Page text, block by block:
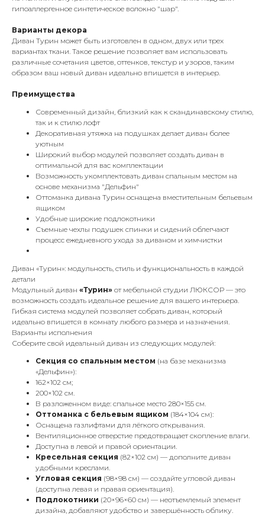
гипоаллергенное синтетическое волокно "шар".
Варианты декора
Диван Турин может быть изготовлен в одном, двух или трех
вариантах ткани. Такое решение позволяет вам использовать
различные сочетания цветов, оттенков, текстур и узоров, таким
образом ваш новый диван идеально впишется в интерьер.
Преимущества
Современный дизайн, близкий как к скандинавскому стилю,
так и к стилю лофт
Декоративная утяжка на подушках делает диван более
уютным
Широкий выбор модулей позволяет создать диван в
оптимальной для вас комплектации
Возможность укомплектовать диван спальным местом на
основе механизма "Дельфин"
Оттоманка дивана Турин оснащена вместительным бельевым
ящиком
Удобные широкие подлокотники
Съемные чехлы подушек спинки и сидений облегчают
процесс ежедневного ухода за диваном и химчистки
Диван «Турин»: модульность, стиль и функциональность в каждой
детали
Модульный диван «Турин» от мебельной студии ЛЮКСОР — это
возможность создать идеальное решение для вашего интерьера.
Гибкая система модулей позволяет собрать диван, который
идеально впишется в комнату любого размера и назначения.
Варианты исполнения
Соберите свой идеальный диван из следующих модулей:
Секция со спальным местом (на базе механизма
«Дельфин»):
162×102 см;
200×102 см.
В разложенном виде: спальное место 280×155 см.
Оттоманка с бельевым ящиком (184×104 см):
Оснащена газлифтами для лёгкого открывания.
Вентиляционное отверстие предотвращает скопление влаги.
Доступна в левой и правой ориентации.
Кресельная секция (82×102 см) — дополните диван
удобными креслами.
Угловая секция (98×98 см) — создайте угловой диван
(доступна левая и правая ориентация).
Подлокотники (20×96×60 см) — неотъемлемый элемент
дизайна, добавляют удобство и завершённость облику.